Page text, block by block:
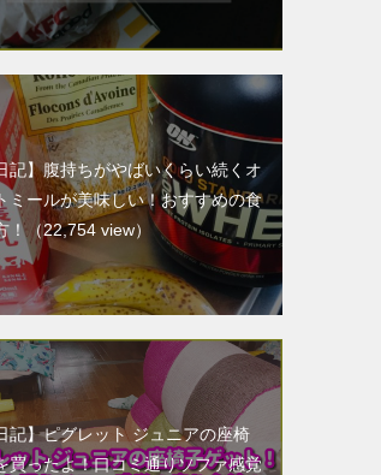
記】腹持ちがやばいくらい続くオ
ミールが美味しい！おすすめの食
！ （22,754 view）
記】ピグレット ジュニアの座椅
買ったよ！口コミ通りソファ感覚